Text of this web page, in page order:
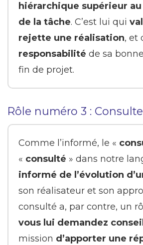
hiérarchique supérieur
de la tâche. C’est lui qui
rejette une réalisation, et
responsabilité de sa
fin de projet.
Rôle numéro 3 :
Comme l’informé, le «
« consulté » dans notre
informé de l’évolution
son réalisateur et son
consulté a, par contre, un
vous lui demandez conseil
mission d’apporter une